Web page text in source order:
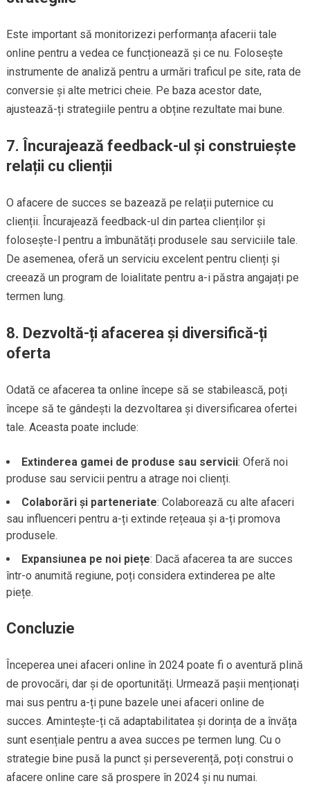
Este important să monitorizezi performanța afacerii tale
online pentru a vedea ce funcționează și ce nu. Folosește
instrumente de analiză pentru a urmări traficul pe site, rata de
conversie și alte metrici cheie. Pe baza acestor date,
ajustează-ți strategiile pentru a obține rezultate mai bune.
7. Încurajează feedback-ul și construiește
relații cu clienții
O afacere de succes se bazează pe relații puternice cu
clienții. Încurajează feedback-ul din partea clienților și
folosește-l pentru a îmbunătăți produsele sau serviciile tale.
De asemenea, oferă un serviciu excelent pentru clienți și
creează un program de loialitate pentru a-i păstra angajați pe
termen lung.
8. Dezvoltă-ți afacerea și diversifică-ți
oferta
Odată ce afacerea ta online începe să se stabilească, poți
începe să te gândești la dezvoltarea și diversificarea ofertei
tale. Aceasta poate include:
Extinderea gamei de produse sau servicii: Oferă noi
produse sau servicii pentru a atrage noi clienți.
Colaborări și parteneriate: Colaborează cu alte afaceri
sau influenceri pentru a-ți extinde rețeaua și a-ți promova
produsele.
Expansiunea pe noi piețe: Dacă afacerea ta are succes
într-o anumită regiune, poți considera extinderea pe alte
piețe.
Concluzie
Începerea unei afaceri online în 2024 poate fi o aventură plină
de provocări, dar și de oportunități. Urmează pașii menționați
mai sus pentru a-ți pune bazele unei afaceri online de
succes. Amintește-ți că adaptabilitatea și dorința de a învăța
sunt esențiale pentru a avea succes pe termen lung. Cu o
strategie bine pusă la punct și perseverență, poți construi o
afacere online care să prospere în 2024 și nu numai.